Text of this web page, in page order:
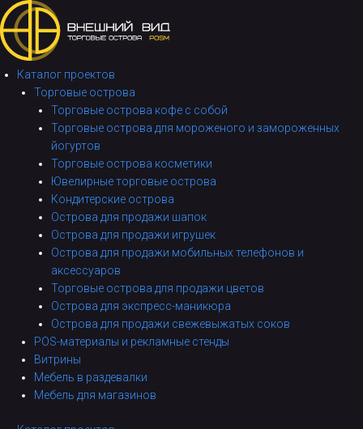
П
е
р
й
Каталог проектов
Торговые острова
Торговые острова кофе с собой
Торговые острова для мороженого и замороженных
йогуртов
Торговые острова косметики
Ювелирные торговые острова
Кондитерские острова
Острова для продажи шапок
Острова для продажи игрушек
Острова для продажи мобильных телефонов и
аксессуаров
Торговые острова для продажи цветов
Острова для экспресс-маникюра
Острова для продажи свежевыжатых соков
POS-материалы и рекламные стенды
Витрины
Мебель в раздевалки
Мебель для магазинов